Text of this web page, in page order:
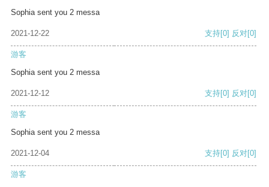
Sophia sent you 2 messa
2021-12-22 支持[0] 反对[0]
游客
Sophia sent you 2 messa
2021-12-12 支持[0] 反对[0]
游客
Sophia sent you 2 messa
2021-12-04 支持[0] 反对[0]
游客